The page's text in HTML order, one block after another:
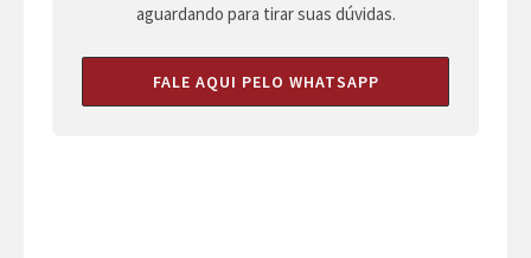
aguardando para tirar suas dúvidas.
FALE AQUI PELO WHATSAPP